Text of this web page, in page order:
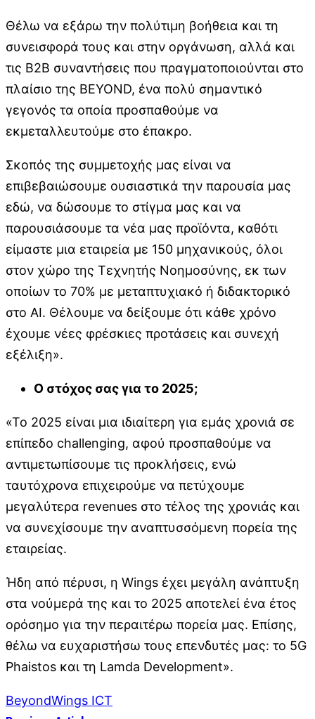
Θέλω να εξάρω την πολύτιμη βοήθεια και τη
συνεισφορά τους και στην οργάνωση, αλλά και
τις B2B συναντήσεις που πραγματοποιούνται στο
πλαίσιο της BEYOND, ένα πολύ σημαντικό
γεγονός τα οποία προσπαθούμε να
εκμεταλλευτούμε στο έπακρο.
Σκοπός της συμμετοχής μας είναι να
επιβεβαιώσουμε ουσιαστικά την παρουσία μας
εδώ, να δώσουμε το στίγμα μας και να
παρουσιάσουμε τα νέα μας προϊόντα, καθότι
είμαστε μια εταιρεία με 150 μηχανικούς, όλοι
στον χώρο της Τεχνητής Νοημοσύνης, εκ των
οποίων το 70% με μεταπτυχιακό ή διδακτορικό
στο AI. Θέλουμε να δείξουμε ότι κάθε χρόνο
έχουμε νέες φρέσκιες προτάσεις και συνεχή
εξέλιξη».
Ο στόχος σας για το 2025;
«Το 2025 είναι μια ιδιαίτερη για εμάς χρονιά σε
επίπεδο challenging, αφού προσπαθούμε να
αντιμετωπίσουμε τις προκλήσεις, ενώ
ταυτόχρονα επιχειρούμε να πετύχουμε
μεγαλύτερα revenues στο τέλος της χρονιάς και
να συνεχίσουμε την αναπτυσσόμενη πορεία της
εταιρείας.
Ήδη από πέρυσι, η Wings έχει μεγάλη ανάπτυξη
στα νούμερά της και το 2025 αποτελεί ένα έτος
ορόσημο για την περαιτέρω πορεία μας. Επίσης,
θέλω να ευχαριστήσω τους επενδυτές μας: το 5G
Phaistos και τη Lamda Development».
BeyondWings ICT